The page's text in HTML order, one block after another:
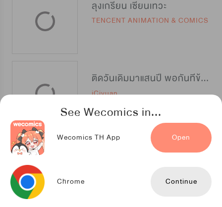
See Wecomics in...
Wecomics TH App Open
Chrome Continue
ลุงเกรียน เซียนเทวะ
TENCENT ANIMATION & COMICS
ติดวันเดิมมาแสนปี พอกันทีข้าขอเทพ
iCiyuan
การรุกรานของจักรพรรดิอมตะ